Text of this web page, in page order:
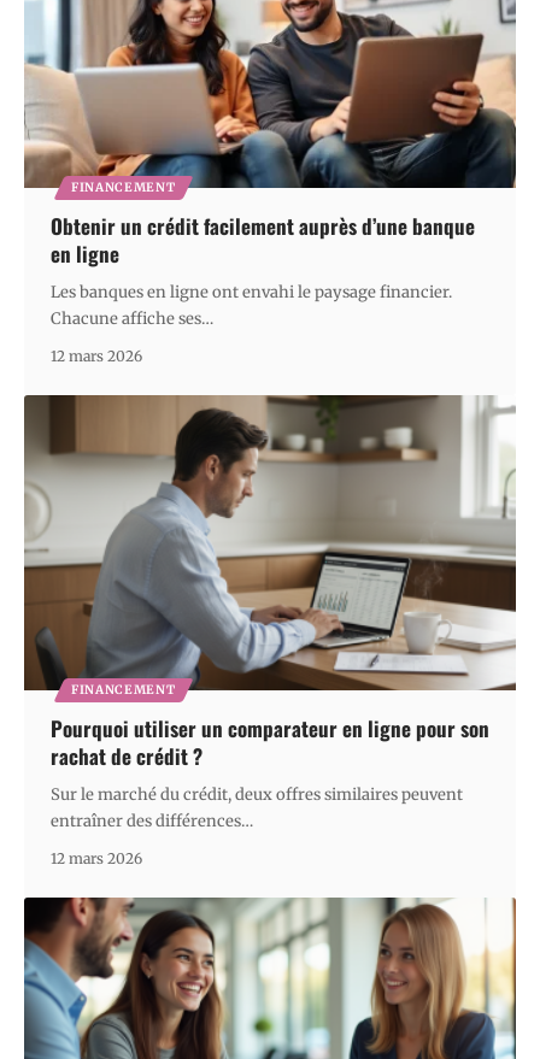
FINANCEMENT
Obtenir un crédit facilement auprès d’une banque
en ligne
Les banques en ligne ont envahi le paysage financier.
Chacune affiche ses…
12 mars 2026
FINANCEMENT
Pourquoi utiliser un comparateur en ligne pour son
rachat de crédit ?
Sur le marché du crédit, deux offres similaires peuvent
entraîner des différences…
12 mars 2026